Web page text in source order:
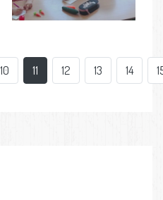
10 11 12 13 14